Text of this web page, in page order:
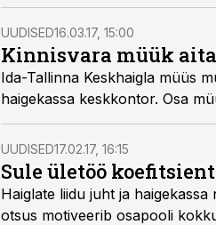
UUDISED16.03.17, 15:00
Kinnisvara müük
Ida-Tallinna Keskhaigla müüs
haigekassa keskkontor. Osa
UUDISED17.02.17, 16:15
Sule ületöö
Haiglate liidu juht ja haigekassa nõukogu liige
otsus motiveerib osapooli